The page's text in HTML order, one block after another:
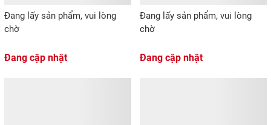
Đang lấy sản phẩm, vui lòng
chờ
Đang cập nhật
Đang lấy sản phẩm, vui lòng
chờ
Đang cập nhật